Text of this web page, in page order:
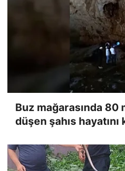
Buz mağarasında
düşen şahıs